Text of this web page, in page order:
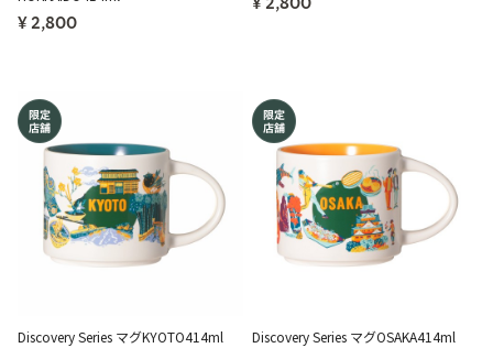
¥ 2,800
¥ 2,800
Discovery Series マグKYOTO414ml Discovery Series マグOSAKA414ml